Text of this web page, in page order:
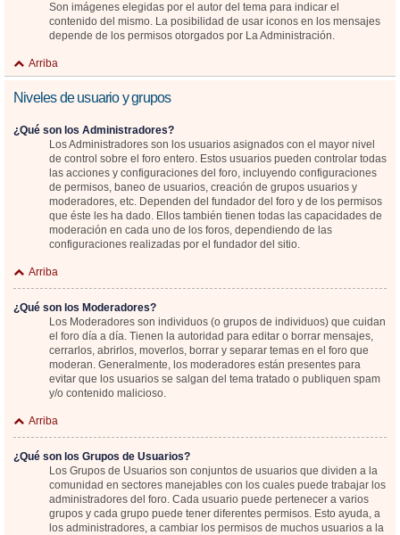
Son imágenes elegidas por el autor del tema para indicar el
contenido del mismo. La posibilidad de usar iconos en los mensajes
depende de los permisos otorgados por La Administración.
Arriba
Niveles de usuario y grupos
¿Qué son los Administradores?
Los Administradores son los usuarios asignados con el mayor nivel
de control sobre el foro entero. Estos usuarios pueden controlar todas
las acciones y configuraciones del foro, incluyendo configuraciones
de permisos, baneo de usuarios, creación de grupos usuarios y
moderadores, etc. Dependen del fundador del foro y de los permisos
que éste les ha dado. Ellos también tienen todas las capacidades de
moderación en cada uno de los foros, dependiendo de las
configuraciones realizadas por el fundador del sitio.
Arriba
¿Qué son los Moderadores?
Los Moderadores son individuos (o grupos de individuos) que cuidan
el foro día a día. Tienen la autoridad para editar o borrar mensajes,
cerrarlos, abrirlos, moverlos, borrar y separar temas en el foro que
moderan. Generalmente, los moderadores están presentes para
evitar que los usuarios se salgan del tema tratado o publiquen spam
y/o contenido malicioso.
Arriba
¿Qué son los Grupos de Usuarios?
Los Grupos de Usuarios son conjuntos de usuarios que dividen a la
comunidad en sectores manejables con los cuales puede trabajar los
administradores del foro. Cada usuario puede pertenecer a varios
grupos y cada grupo puede tener diferentes permisos. Esto ayuda, a
los administradores, a cambiar los permisos de muchos usuarios a la